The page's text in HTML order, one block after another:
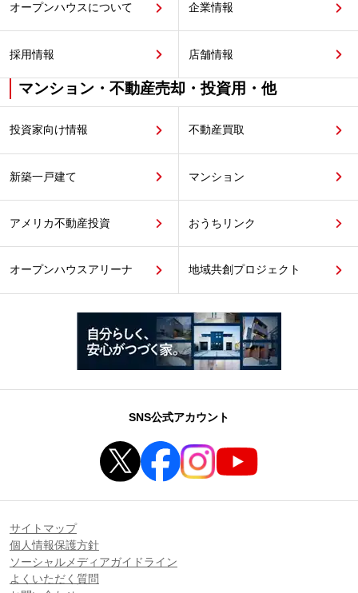
オープンハウスについて 企業情報
採用情報 店舗情報
マンション・不動産売却・投資用・他
投資家向け情報 不動産買取
新築一戸建て マンション
アメリカ不動産投資 おうちリンク
オープンハウスアリーナ 地域共創プロジェクト
SNS公式アカウント
サイトマップ
個人情報保護方針
ソーシャルメディアガイドライン
よくいただく質問